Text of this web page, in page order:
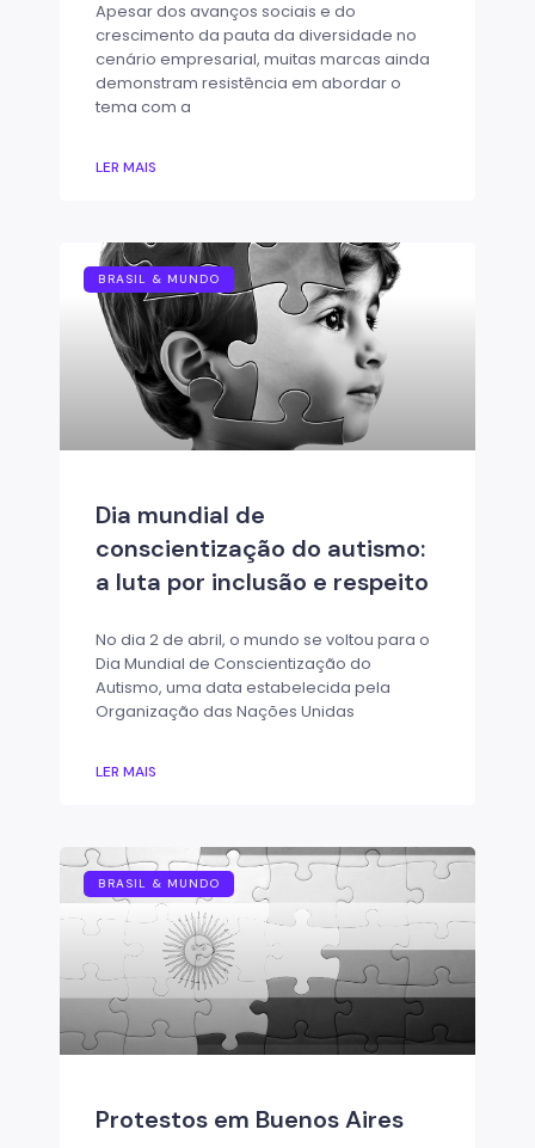
Apesar dos avanços sociais e do
crescimento da pauta da diversidade no
cenário empresarial, muitas marcas ainda
demonstram resistência em abordar o
tema com a
LER MAIS
BRASIL & MUNDO
Dia mundial de
conscientização do autismo:
a luta por inclusão e respeito
No dia 2 de abril, o mundo se voltou para o
Dia Mundial de Conscientização do
Autismo, uma data estabelecida pela
Organização das Nações Unidas
LER MAIS
BRASIL & MUNDO
Protestos em Buenos Aires